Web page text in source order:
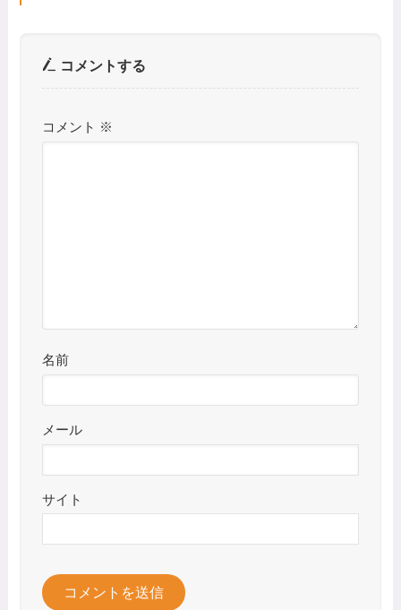
コメントする
コメント ※
名前
メール
サイト